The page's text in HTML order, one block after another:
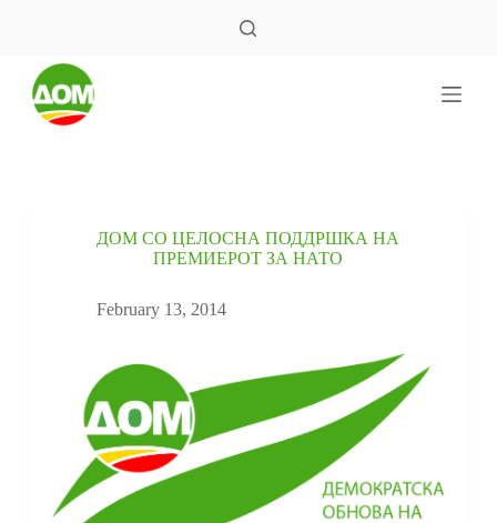
ДОМ СО ЦЕЛОСНА ПОДДРШКА НА
ПРЕМИЕРОТ ЗА НАТО
February 13, 2014